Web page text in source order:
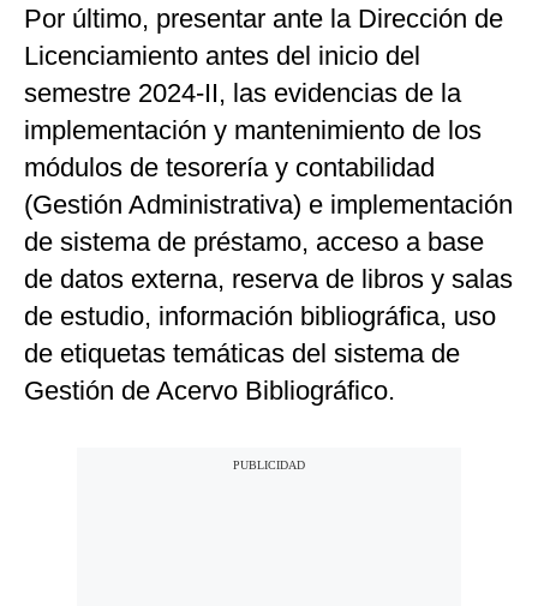
Por último, presentar ante la Dirección de
Licenciamiento antes del inicio del
semestre 2024-II, las evidencias de la
implementación y mantenimiento de los
módulos de tesorería y contabilidad
(Gestión Administrativa) e implementación
de sistema de préstamo, acceso a base
de datos externa, reserva de libros y salas
de estudio, información bibliográfica, uso
de etiquetas temáticas del sistema de
Gestión de Acervo Bibliográfico.